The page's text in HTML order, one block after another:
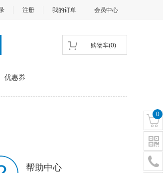
注册 我的订单 会员中心
购物车(0)
优惠券
帮助中心
0